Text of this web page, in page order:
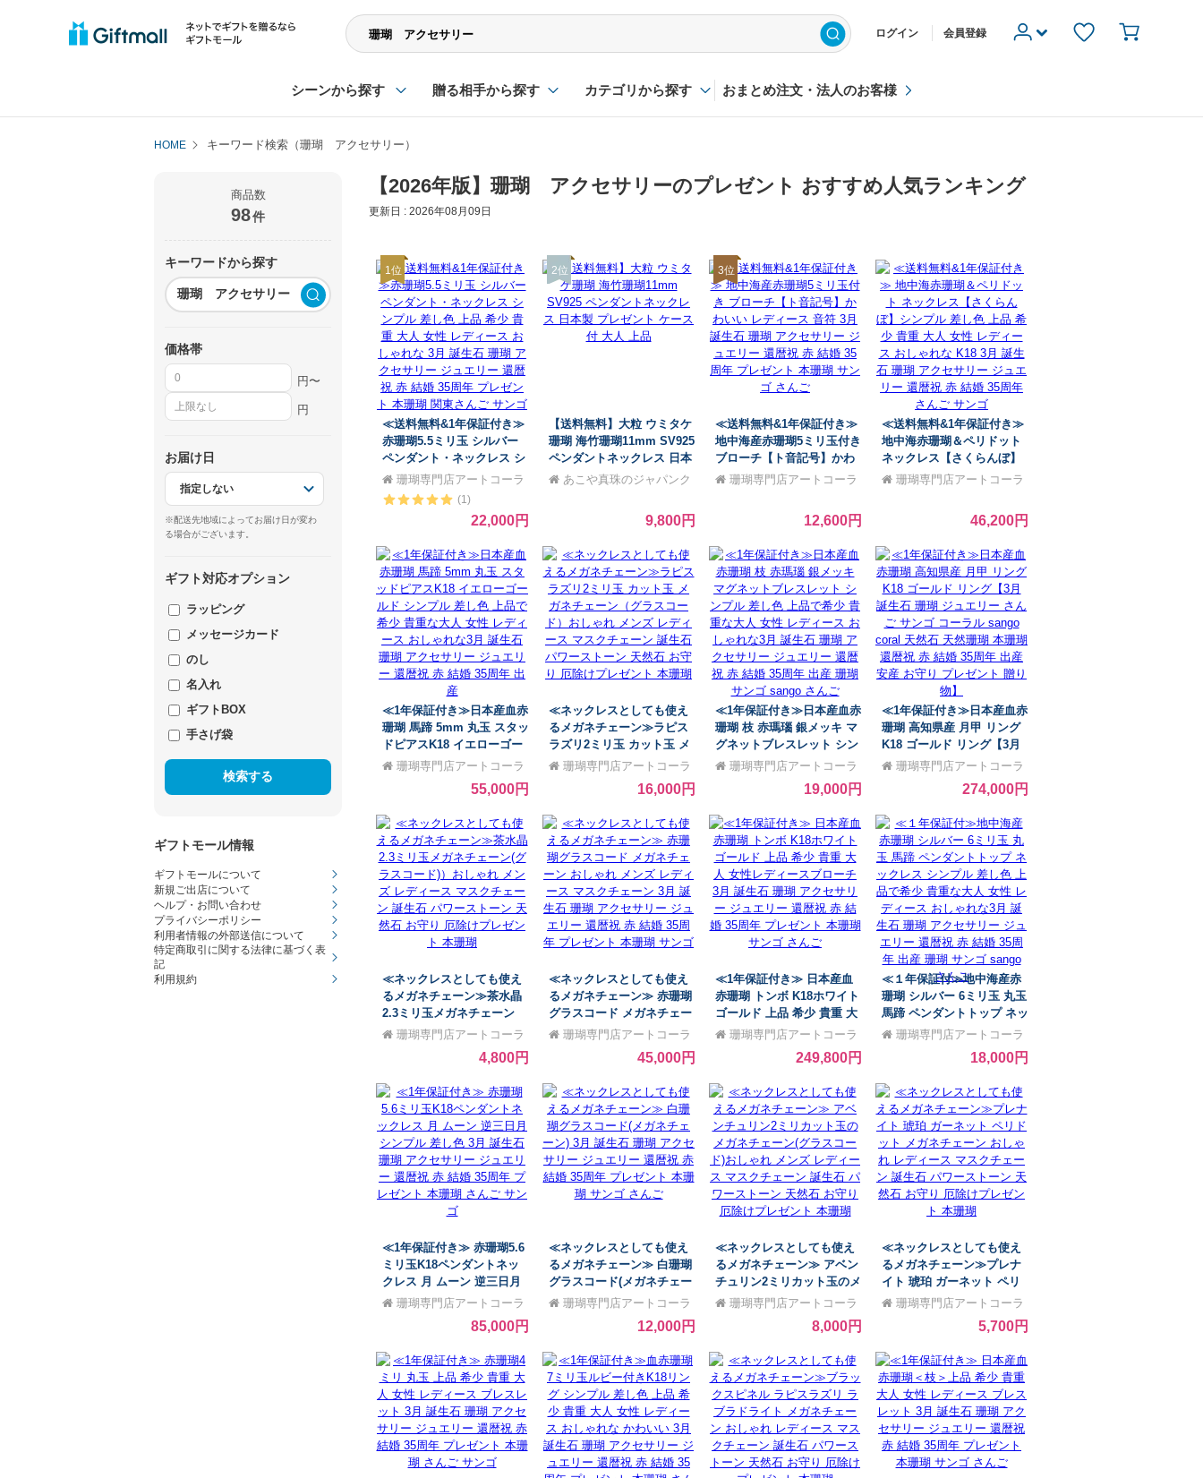
ログイン 会員登録
シーンから探す 贈る相手から探す カテゴリから探す おまとめ注文・法人のお客様
HOME キーワード検索（珊瑚 アクセサリー）
【2026年版】珊瑚 アクセサリーのプレゼント おすすめ人気ランキング
更新日 : 2026年08月09日
1位
≪送料無料&1年保証付き≫
赤珊瑚5.5ミリ玉 シルバー
ペンダント・ネックレス シ
ンプル 差し色 上品 希少 貴
重 大人 女性 レディース お
しゃれな 3月 誕生石 珊瑚
アクセサリー ジュエリー 還
暦祝 赤 結婚 35周年 プレゼ
ント 本珊瑚 関東さんご サ
ンゴ
珊瑚専門店アートコーラ
ル銀座
(1)
22,000円
2位
【送料無料】大粒 ウミタケ
珊瑚 海竹珊瑚11mm SV925
ペンダントネックレス 日本
製 プレゼント ケース付 大
あこや真珠のジャパンク
9,800円
3位
≪送料無料&1年保証付き≫
地中海産赤珊瑚5ミリ玉付き
ブローチ【ト音記号】かわ
いい レディース 音符 3月
35周年 プレゼント 本珊瑚
サンゴ さんご
珊瑚専門店アートコーラ
12,600円
≪送料無料&1年保証付き≫
地中海赤珊瑚＆ペリドット
ネックレス【さくらんぼ】
シンプル 差し色 上品 希少
珊瑚 アクセサリー ジュエリ
ー 還暦祝 赤 結婚 35周年 さ
んご サンゴ
珊瑚専門店アートコーラ
46,200円
≪1年保証付き≫日本産血赤
珊瑚 馬蹄 5mm 丸玉 スタッ
ドピアスK18 イエローゴー
ルド シンプル 差し色 上品
ディース おしゃれな3月 誕
生石 珊瑚 アクセサリー ジ
ュエリー 還暦祝 赤 結婚 35
周年 出産
珊瑚専門店アートコーラ
55,000円
≪ネックレスとしても使え
るメガネチェーン≫ラピス
ラズリ2ミリ玉 カット玉 メ
ガネチェーン（グラスコー
ース マスクチェーン 誕生石
パワーストーン 天然石 お守
り 厄除けプレゼント 本珊瑚
珊瑚専門店アートコーラ
16,000円
≪1年保証付き≫日本産血赤
珊瑚 枝 赤瑪瑙 銀メッキ マ
グネットブレスレット シン
プル 差し色 上品で希少 貴
おしゃれな3月 誕生石 珊瑚
アクセサリー ジュエリー 還
暦祝 赤 結婚 35周年 出産 珊
瑚 サンゴ sango さんご
珊瑚専門店アートコーラ
19,000円
≪1年保証付き≫日本産血赤
珊瑚 高知県産 月甲 リング
K18 ゴールド リング【3月
誕生石 珊瑚 ジュエリー さ
sango coral 天然石 天然珊
瑚 本珊瑚 還暦祝 赤 結婚 35
周年 出産 安産 お守り プレ
ゼント 贈り物】
珊瑚専門店アートコーラ
274,000円
≪ネックレスとしても使え
るメガネチェーン≫茶水晶
2.3ミリ玉メガネチェーン
(グラスコード)）おしゃれ
ェーン 誕生石 パワーストー
ン 天然石 お守り 厄除けプ
レゼント 本珊瑚
珊瑚専門店アートコーラ
4,800円
≪ネックレスとしても使え
るメガネチェーン≫ 赤珊瑚
グラスコード メガネチェー
ン おしゃれ メンズ レディ
生石 珊瑚 アクセサリー ジ
ュエリー 還暦祝 赤 結婚 35
周年 プレゼント 本珊瑚 サ
ンゴ
珊瑚専門店アートコーラ
45,000円
≪1年保証付き≫ 日本産血
赤珊瑚 トンボ K18ホワイト
ゴールド 上品 希少 貴重 大
人 女性レディースブローチ
ー ジュエリー 還暦祝 赤 結
婚 35周年 プレゼント 本珊
瑚 サンゴ さんご
珊瑚専門店アートコーラ
249,800円
≪１年保証付≫地中海産赤
珊瑚 シルバー 6ミリ玉 丸玉
馬蹄 ペンダントトップ ネッ
クレス シンプル 差し色 上
レディース おしゃれな3月
誕生石 珊瑚 アクセサリー
ジュエリー 還暦祝 赤 結婚
35周年 出産 珊瑚 サンゴ
sango さんご
珊瑚専門店アートコーラ
18,000円
≪1年保証付き≫ 赤珊瑚5.6
ミリ玉K18ペンダントネッ
クレス 月 ムーン 逆三日月
シンプル 差し色 3月 誕生石
ー 還暦祝 赤 結婚 35周年 プ
レゼント 本珊瑚 さんご サ
ンゴ
珊瑚専門店アートコーラ
85,000円
≪ネックレスとしても使え
るメガネチェーン≫ 白珊瑚
グラスコード(メガネチェー
ン) 3月 誕生石 珊瑚 アクセ
赤 結婚 35周年 プレゼント
本珊瑚 サンゴ さんご
珊瑚専門店アートコーラ
12,000円
≪ネックレスとしても使え
るメガネチェーン≫ アベン
チュリン2ミリカット玉のメ
ガネチェーン(グラスコード)
マスクチェーン 誕生石 パワ
ーストーン 天然石 お守り
厄除けプレゼント 本珊瑚
珊瑚専門店アートコーラ
8,000円
≪ネックレスとしても使え
るメガネチェーン≫プレナ
イト 琥珀 ガーネット ペリ
ドット メガネチェーン おし
ーン 誕生石 パワーストーン
天然石 お守り 厄除けプレゼ
ント 本珊瑚
珊瑚専門店アートコーラ
5,700円
商品数
98件
キーワードから探す
価格帯
円〜
円
お届け日
※配送先地域によってお届け日が変わ
る場合がございます。
ギフト対応オプション
ラッピング
メッセージカード
のし
名入れ
ギフトBOX
手さげ袋
検索する
ギフトモール情報
ギフトモールについて
新規ご出店について
ヘルプ・お問い合わせ
プライバシーポリシー
利用者情報の外部送信について
特定商取引に関する法律に基づく表
記
利用規約